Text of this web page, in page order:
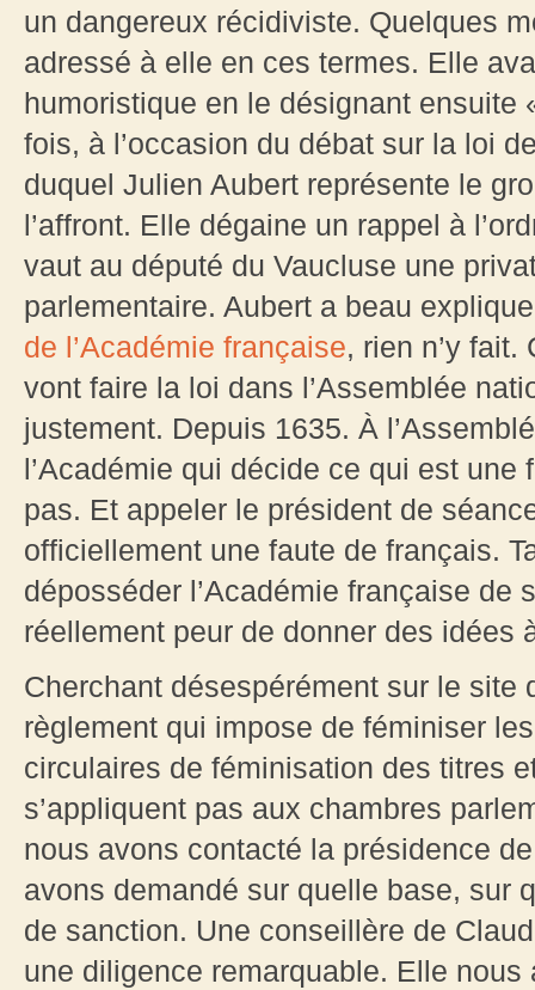
un dangereux récidiviste. Quelques
adressé à elle en ces termes. Elle
humoristique en le désignant ensuite
fois, à l’occasion du débat sur la loi
duquel Julien Aubert représente le
l’affront. Elle dégaine un rappel à
vaut au député du Vaucluse une
parlementaire. Aubert a beau
de l’Académie française, rien n’y
vont faire la loi dans l’Assemblée
justement. Depuis 1635. À
l’Académie qui décide ce qui est une
pas. Et appeler le président de
officiellement une faute de français.
déposséder l’Académie française de
réellement peur de donner des
Cherchant désespérément sur le site
règlement qui impose de féminiser
circulaires de féminisation des titres
s’appliquent pas aux chambres
nous avons contacté la présidence
avons demandé sur quelle base, sur
de sanction. Une conseillère de
une diligence remarquable. Elle